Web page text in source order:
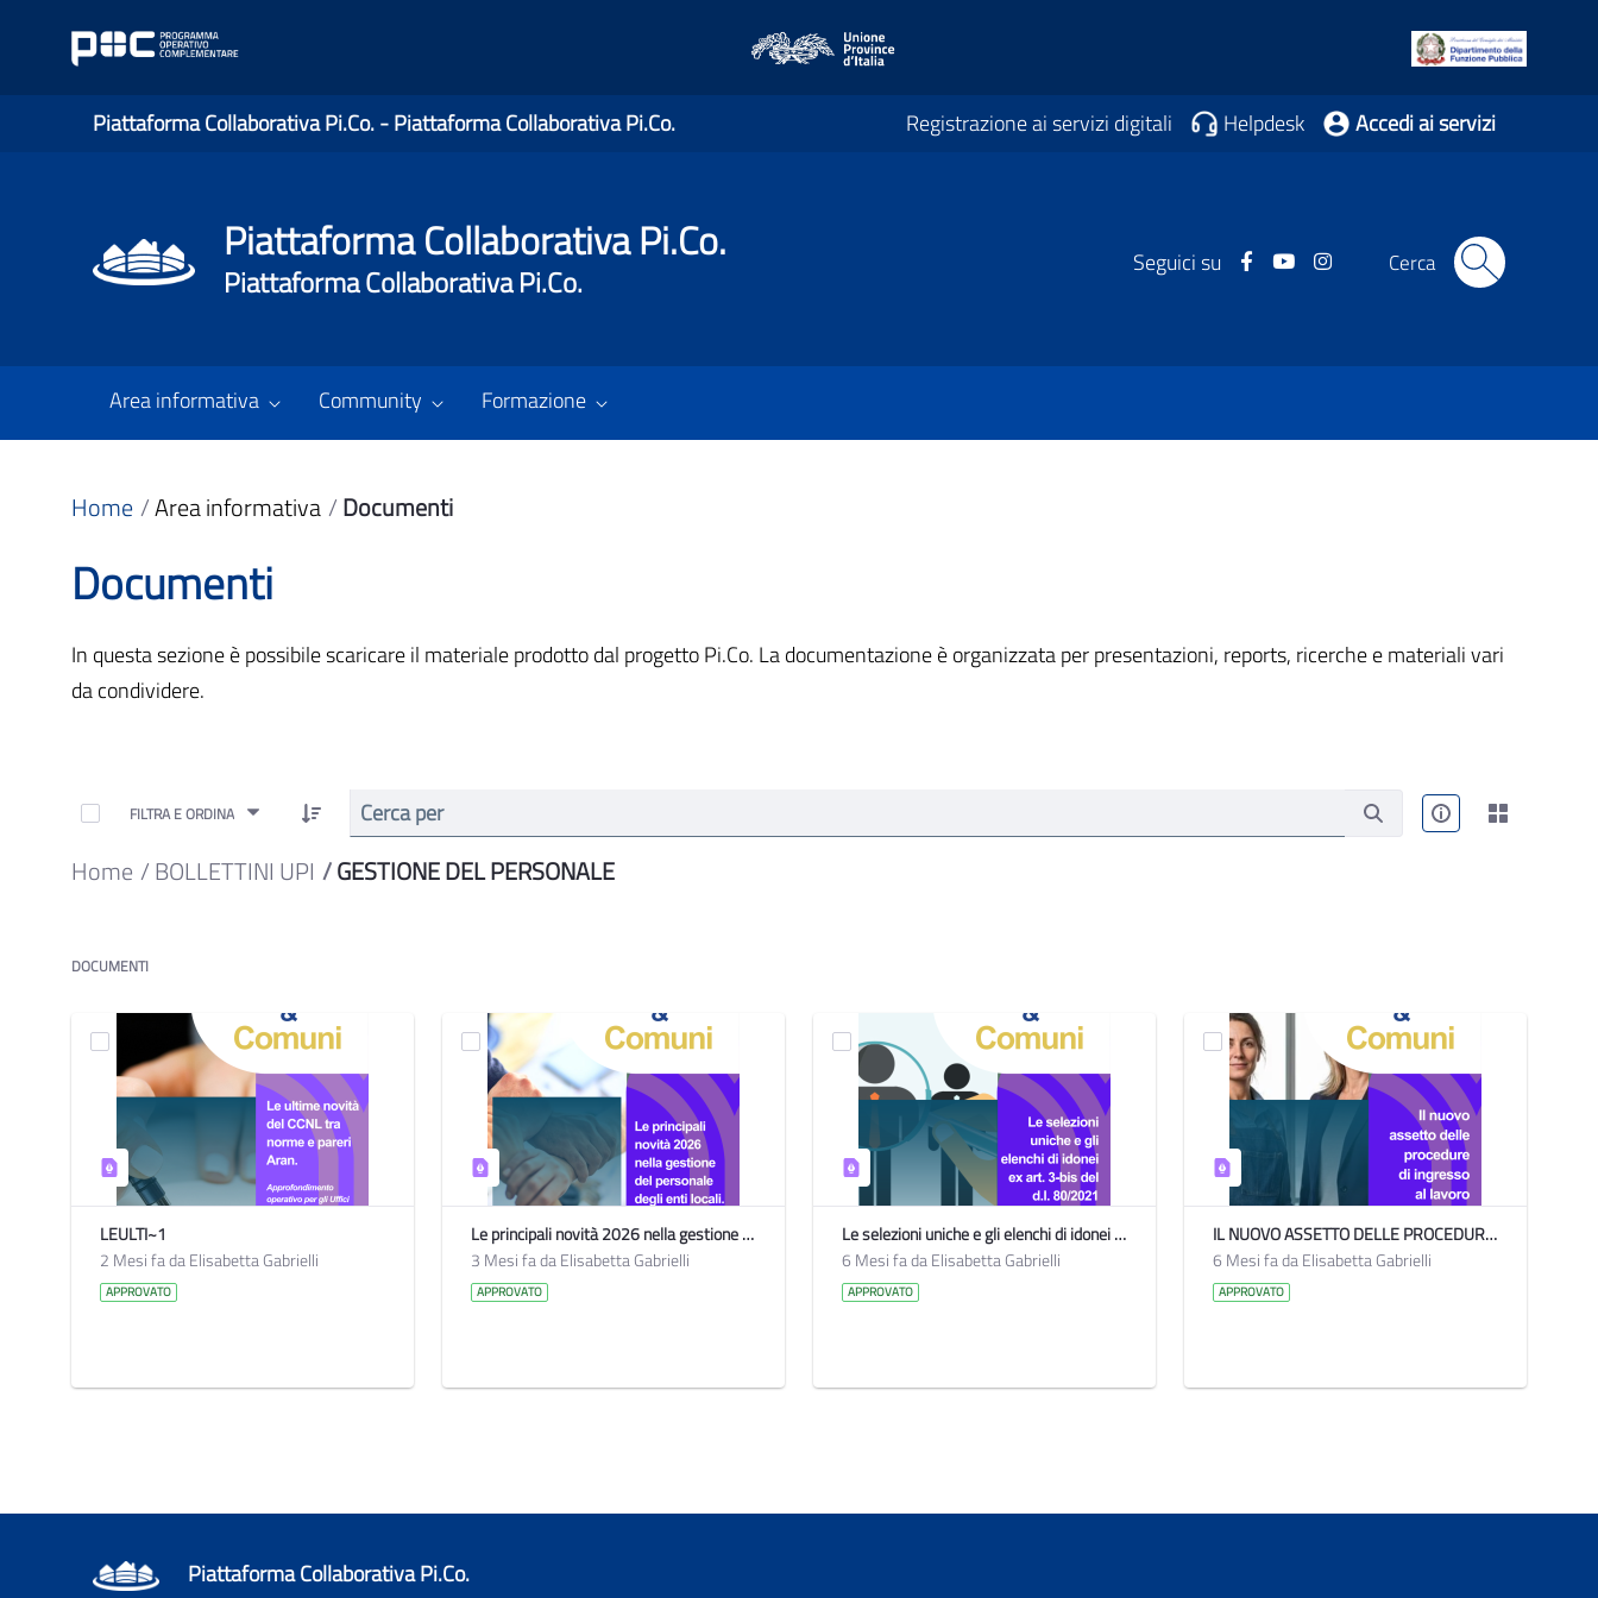
Piattaforma Collaborativa Pi.Co. - Piattaforma Collaborativa Pi.Co. Registrazione ai servizi digitali Helpdesk Accedi ai servizi
Piattaforma Collaborativa Pi.Co.
Piattaforma Collaborativa Pi.Co.
Seguici su FacebookYoutubeInstagram
Cerca
Area informativa Community Formazione
Home Area informativa Documenti
Documenti
In questa sezione è possibile scaricare il materiale prodotto dal progetto Pi.Co. La documentazione è organizzata per presentazioni, reports, ricerche e materiali vari
da condividere.
FILTRA E ORDINA
Home BOLLETTINI UPI GESTIONE DEL PERSONALE
DOCUMENTI
LEULTI~1
2 Mesi fa da Elisabetta Gabrielli
APPROVATO
Le principali novità 2026 nella gestione del personale degli enti locali
3 Mesi fa da Elisabetta Gabrielli
APPROVATO
Le selezioni uniche e gli elenchi di idonei ex art. 3-bis del d.l. 802021
6 Mesi fa da Elisabetta Gabrielli
APPROVATO
IL NUOVO ASSETTO DELLE PROCEDURE DI INGRESSO AL LAVORO NELLE PROVINCE
6 Mesi fa da Elisabetta Gabrielli
APPROVATO
Piattaforma Collaborativa Pi.Co.